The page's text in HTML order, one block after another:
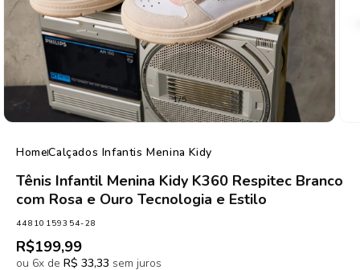
1/de
5
HomeCalçados Infantis Menina Kidy
Tênis Infantil Menina Kidy K360 Respitec Branco
com Rosa e Ouro Tecnologia e Estilo
SKU:
44810159354-28
Preço
normal
R$199,99
ou 6x de R$ 33,33 sem juros